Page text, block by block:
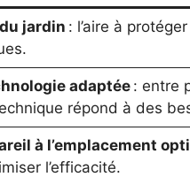
jardin : l’aire à
adaptée: entre
répond à des
à l’emplacement
l’efficacité.